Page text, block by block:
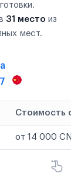
31 место из
мест.
Стоимость
от 14 000